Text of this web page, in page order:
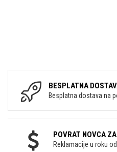
BESPLATNA
Besplatna dostava na
POVRAT NOVCA
Reklamacije u roku